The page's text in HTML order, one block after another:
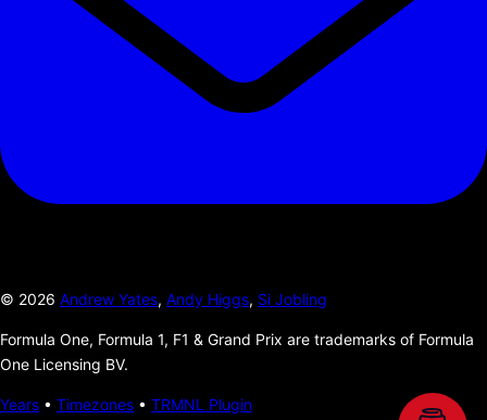
© 2026 Andrew Yates, Andy Higgs, Si Jobling
Formula One, Formula 1, F1 & Grand Prix are trademarks of Formula
One Licensing BV.
Years • Timezones • TRMNL Plugin